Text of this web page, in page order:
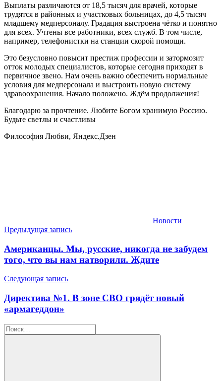
Выплаты различаются от 18,5 тысяч для врачей, которые
трудятся в районных и участковых больницах, до 4,5 тысяч
младшему медперсоналу. Градация выстроена чётко и понятно
для всех. Учтены все работники, всех служб. В том числе,
например, телефонистки на станции скорой помощи.
Это безусловно повысит престиж профессии и затормозит
отток молодых специалистов, которые сегодня приходят в
первичное звено. Нам очень важно обеспечить нормальные
условия для медперсонала и выстроить новую систему
здравоохранения. Начало положено. Ждём продолжения!
Благодарю за прочтение. Любите Богом хранимую Россию.
Будьте светлы и счастливы
Философия Любви, Яндекс.Дзен
Новости
Навигация
по
записям
Предыдущая запись
Американцы. Мы, русские, никогда не забудем
того, что вы нам натворили. Ждите
Следующая запись
Директива №1. В зоне СВО грядёт новый
«армагеддон»
Найти: